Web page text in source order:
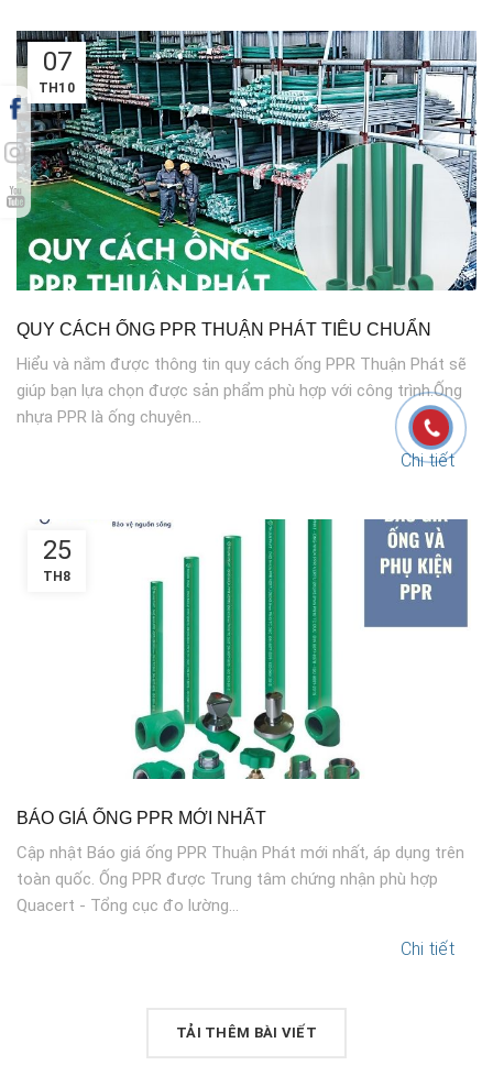
07
TH10
QUY CÁCH ỐNG PPR THUẬN PHÁT TIÊU CHUẨN
Hiểu và nắm được thông tin quy cách ống PPR Thuận Phát sẽ
giúp bạn lựa chọn được sản phẩm phù hợp với công trình.Ống
nhựa PPR là ống chuyên...
Chi tiết
25
TH8
BÁO GIÁ ỐNG PPR MỚI NHẤT
Cập nhật Báo giá ống PPR Thuận Phát mới nhất, áp dụng trên
toàn quốc. Ống PPR được Trung tâm chứng nhận phù hợp
Quacert - Tổng cục đo lường...
Chi tiết
TẢI THÊM BÀI VIẾT